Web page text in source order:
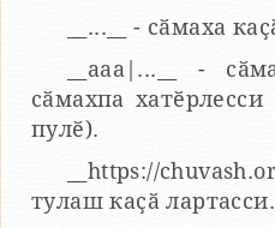
__...__ - сӑмаха
__aaa|...__ -
сӑмахпа
пулӗ).
__https://
тулаш каҫӑ лартасси.